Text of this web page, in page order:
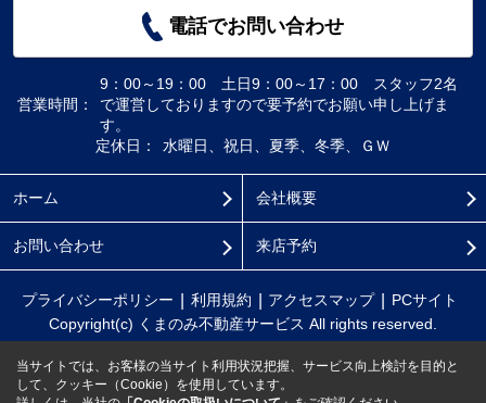
電話でお問い合わせ
営業時間：
9：00～19：00 土日9：00～17：00 スタッフ2名
で運営しておりますので要予約でお願い申し上げま
す。
定休日：
水曜日、祝日、夏季、冬季、ＧＷ
ホーム 会社概要
お問い合わせ 来店予約
プライバシーポリシー 利用規約 アクセスマップ
PCサイト
Copyright(c) くまのみ不動産サービス All rights reserved.
当サイトでは、お客様の当サイト利用状況把握、サービス向上検討を目的と
して、クッキー（Cookie）を使用しています。